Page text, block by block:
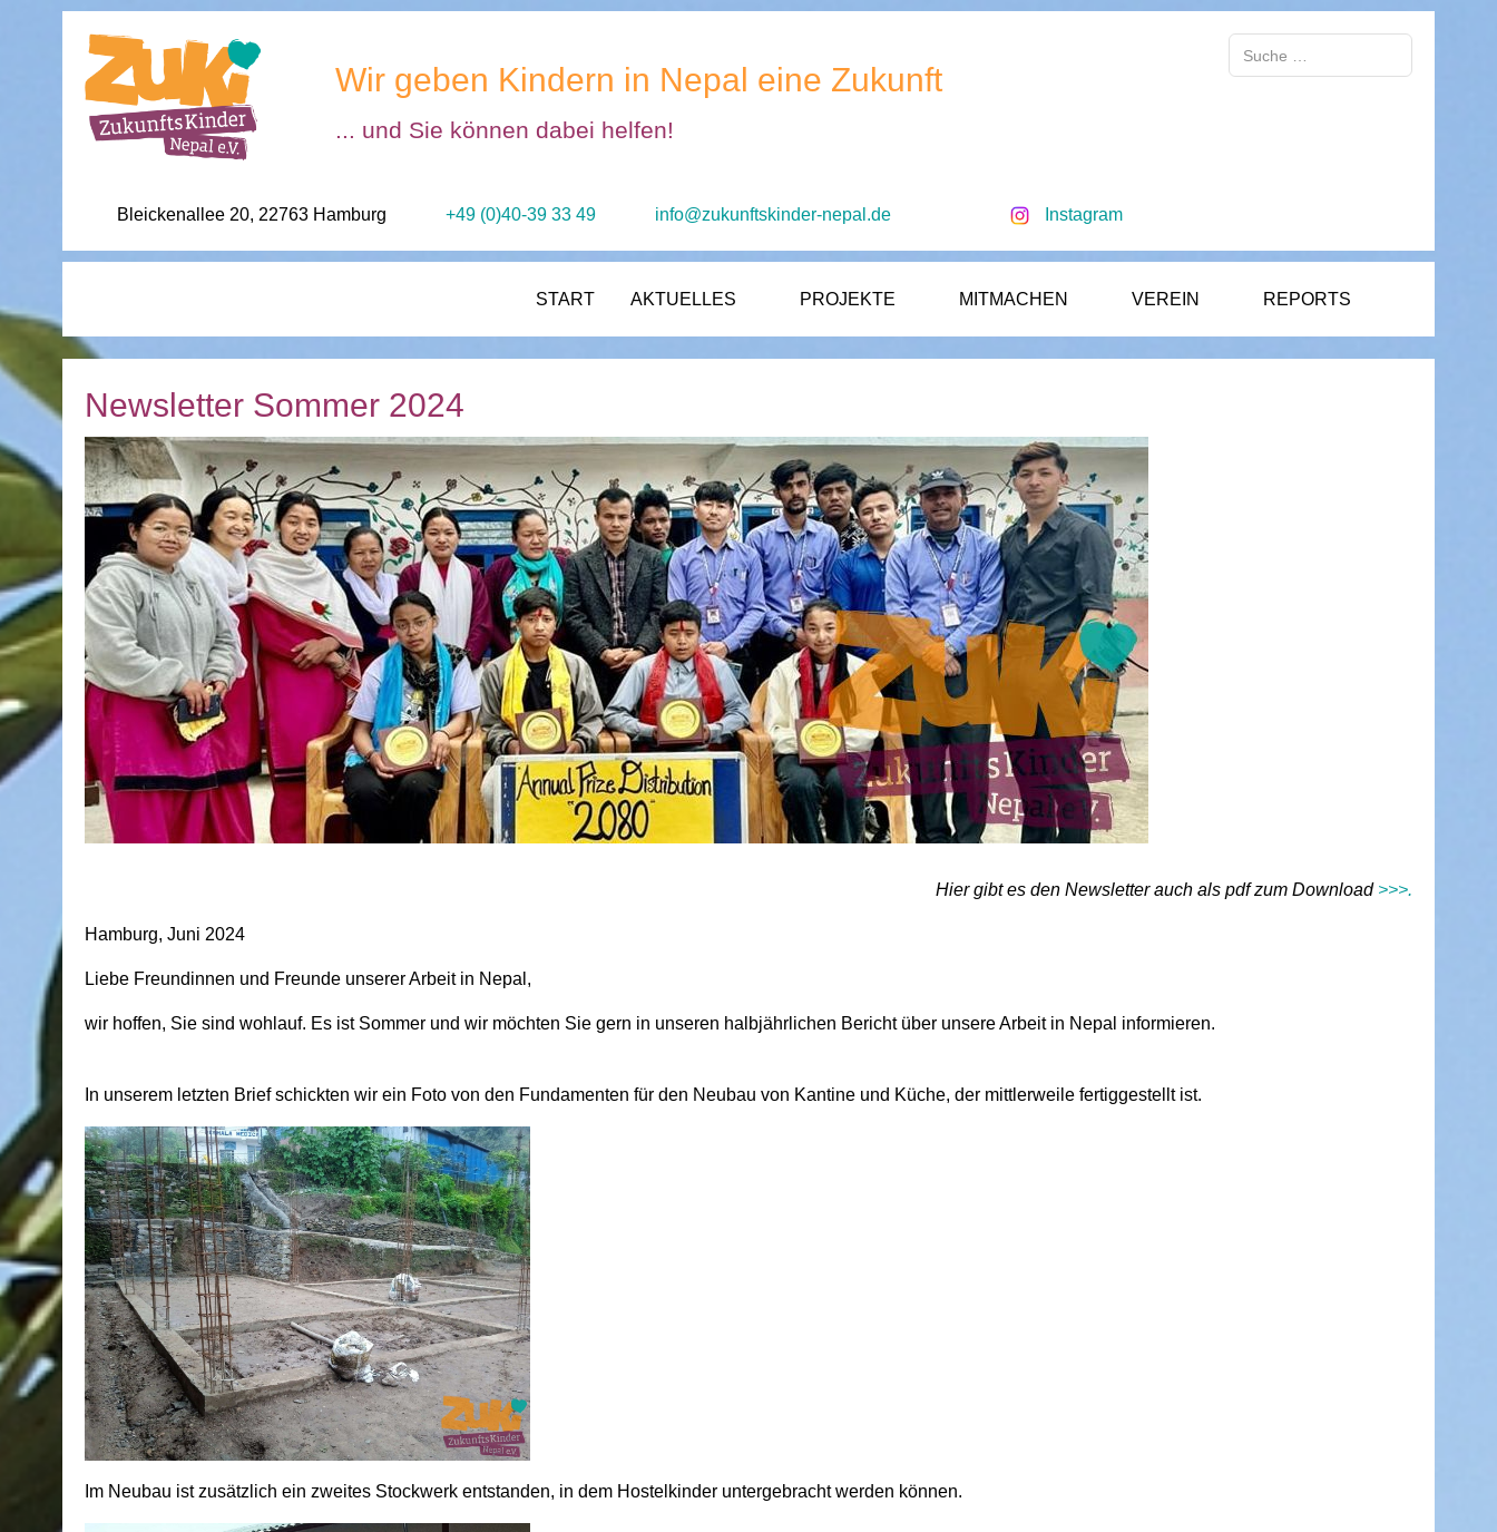
Wir geben Kindern in Nepal eine Zukunft
... und Sie können dabei helfen!
Bleickenallee 20, 22763 Hamburg +49 (0)40-39 33 49 info@zukunftskinder-nepal.de Instagram
START AKTUELLES PROJEKTE MITMACHEN VEREIN REPORTS
Newsletter Sommer 2024
Hier gibt es den Newsletter auch als pdf zum Download >>>.
Hamburg, Juni 2024
Liebe Freundinnen und Freunde unserer Arbeit in Nepal,
wir hoffen, Sie sind wohlauf. Es ist Sommer und wir möchten Sie gern in unseren halbjährlichen Bericht über unsere Arbeit in Nepal informieren.
In unserem letzten Brief schickten wir ein Foto von den Fundamenten für den Neubau von Kantine und Küche, der mittlerweile fertiggestellt ist.
Im Neubau ist zusätzlich ein zweites Stockwerk entstanden, in dem Hostelkinder untergebracht werden können.